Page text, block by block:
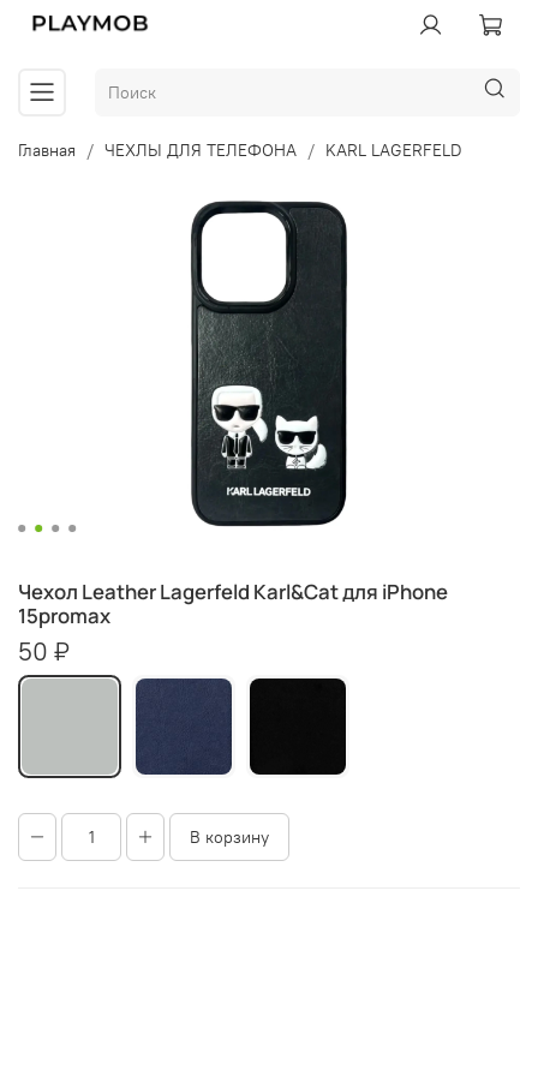
Главная ЧЕХЛЫ ДЛЯ ТЕЛЕФОНА KARL LAGERFELD
Чехол Leather Lagerfeld Karl&Cat для iPhone
15promax
50 ₽
В корзину